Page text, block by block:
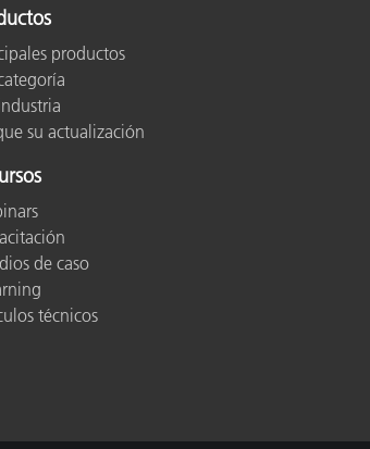
productos
su actualización
de caso
técnicos